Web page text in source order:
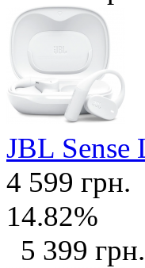
JBL
4 599 грн.
14.82%
5 399 грн.